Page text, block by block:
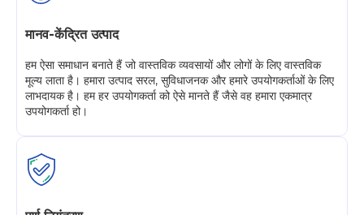
मानव-केंद्रित उत्पाद
हम ऐसा समाधान बनाते हैं जो वास्तविक व्यवसायों और लोगों के लिए वास्तविक
मूल्य लाता है। हमारा उत्पाद सरल, सुविधाजनक और हमारे उपयोगकर्ताओं के लिए
लाभदायक है। हम हर उपयोगकर्ता को ऐसे मानते हैं जैसे वह हमारा एकमात्र
उपयोगकर्ता हो।